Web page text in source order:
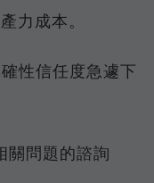
力成本。
性信任度急遽下
關問題的諮詢